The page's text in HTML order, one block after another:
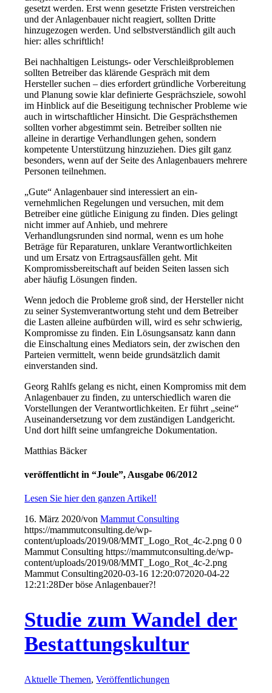
gesetzt werden. Erst wenn gesetzte Fristen verstreichen
und der Anlagenbauer nicht reagiert, sollten Dritte
hinzugezogen wer­den. Und selbstverständlich gilt auch
hier: alles schriftlich!
Bei nachhaltigen Leistungs-­ oder Verschleißproblemen
soll­ten Betreiber das klärende Gespräch mit dem
Hersteller suchen – dies erfordert gründliche Vorbereitung
und Planung sowie klar definierte Gesprächsziele, sowohl
im Hinblick auf die Besei­tigung technischer Probleme wie
auch in wirt­schaftlicher Hinsicht. Die Gesprächsthemen
soll­ten vorher abgestimmt sein. Betreiber sollten nie
alleine in derartige Verhandlungen gehen, sondern
kompetente Unterstützung hinzuziehen. Dies gilt ganz
besonders, wenn auf der Seite des Anlagen­bauers mehrere
Personen teilnehmen.
„Gute“ Anlagenbauer sind interessiert an ein­
vernehmlichen Regelungen und versuchen, mit dem
Betreiber eine gütliche Einigung zu finden. Dies gelingt
nicht immer auf Anhieb, und meh­rere
Verhandlungsrunden sind normal, wenn es um hohe
Beträge für Reparaturen, unklare Verant­wortlichkeiten
und um Ersatz von Ertragsausfäl­len geht. Mit
Kompromissbereitschaft auf beiden Seiten lassen sich
aber häufig Lösungen finden.
Wenn jedoch die Probleme groß sind, der Her­steller nicht
zu seiner Systemverantwortung steht und dem Betreiber
die Lasten alleine aufbürden will, wird es sehr schwierig,
Kompromisse zu finden. Ein Lösungsansatz kann dann
die Einschal­tung eines Mediators sein, der zwischen den
Par­teien vermittelt, wenn beide grundsätzlich damit
einverstanden sind.
Georg Rahlfs gelang es nicht, einen Kompro­miss mit dem
Anlagenbauer zu finden, zu unter­schiedlich waren die
Vorstellungen der Verantwort­lichkeiten. Er führt „seine“
Auseinandersetzung vor dem zuständigen Landgericht.
Und dort hilft seine umfangreiche Dokumentation.
Matthias Bäcker
veröffentlicht in “Joule”, Ausgabe 06/2012
Lesen Sie hier den ganzen Artikel!
16. März 2020/vonMammut Consulting
https://mammutconsulting.de/wp-
content/uploads/2019/08/MMT_Logo_Rot_4c-2.png 0 0
Mammut Consulting https://mammutconsulting.de/wp-
content/uploads/2019/08/MMT_Logo_Rot_4c-2.png
Mammut Consulting2020-03-16 12:20:072020-04-22
12:21:28Der böse Anlagenbauer?!
Studie zum Wandel der
Bestattungskultur
Aktuelle Themen,Veröffentlichungen